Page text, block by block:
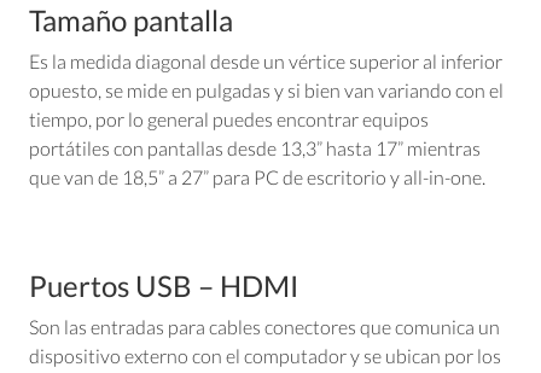
Tamaño pantalla
Es la medida diagonal desde un vértice superior al inferior
opuesto, se mide en pulgadas y si bien van variando con el
tiempo, por lo general puedes encontrar equipos
portátiles con pantallas desde 13,3” hasta 17” mientras
que van de 18,5” a 27” para PC de escritorio y all-in-one.
Puertos USB – HDMI
Son las entradas para cables conectores que comunica un
dispositivo externo con el computador y se ubican por los